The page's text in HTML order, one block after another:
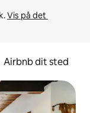
Vis på det
Airbnb dit sted